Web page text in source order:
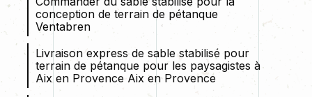
conception de terrain de pétanque
Ventabren
Livraison express de sable stabilisé pour
terrain de pétanque pour les paysagistes à
Aix en Provence Aix en Provence